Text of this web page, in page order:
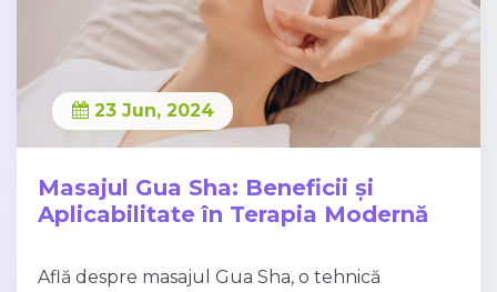
23 Jun, 2024
Masajul Gua Sha: Beneficii și
Aplicabilitate în Terapia Modernă
Află despre masajul Gua Sha, o tehnică